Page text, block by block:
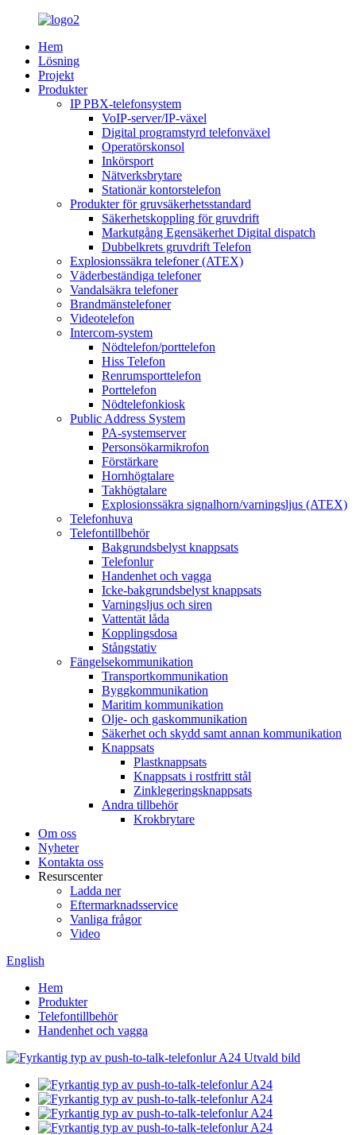
Hem
Lösning
Projekt
Produkter
IP PBX-telefonsystem
VoIP-server/IP-växel
Digital programstyrd telefonväxel
Operatörskonsol
Inkörsport
Nätverksbrytare
Stationär kontorstelefon
Produkter för gruvsäkerhetsstandard
Säkerhetskoppling för gruvdrift
Markutgång Egensäkerhet Digital dispatch
Dubbelkrets gruvdrift Telefon
Explosionssäkra telefoner (ATEX)
Väderbeständiga telefoner
Vandalsäkra telefoner
Brandmänstelefoner
Videotelefon
Intercom-system
Nödtelefon/porttelefon
Hiss Telefon
Renrumsporttelefon
Porttelefon
Nödtelefonkiosk
Public Address System
PA-systemserver
Personsökarmikrofon
Förstärkare
Hornhögtalare
Takhögtalare
Explosionssäkra signalhorn/varningsljus (ATEX)
Telefonhuva
Telefontillbehör
Bakgrundsbelyst knappsats
Telefonlur
Handenhet och vagga
Icke-bakgrundsbelyst knappsats
Varningsljus och siren
Vattentät låda
Kopplingsdosa
Stångstativ
Fängelsekommunikation
Transportkommunikation
Byggkommunikation
Maritim kommunikation
Olje- och gaskommunikation
Säkerhet och skydd samt annan kommunikation
Knappsats
Plastknappsats
Knappsats i rostfritt stål
Zinklegeringsknappsats
Andra tillbehör
Krokbrytare
Om oss
Nyheter
Kontakta oss
Resurscenter
Ladda ner
Eftermarknadsservice
Vanliga frågor
Video
English
Hem
Produkter
Telefontillbehör
Handenhet och vagga